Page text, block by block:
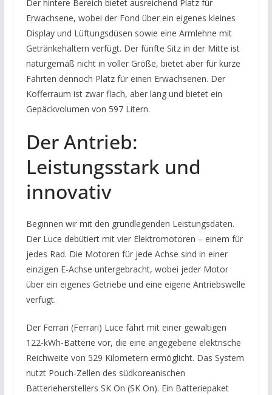
Der hintere Bereich bietet ausreichend Platz für
Erwachsene, wobei der Fond über ein eigenes kleines
Display und Lüftungsdüsen sowie eine Armlehne mit
Getränkehaltern verfügt. Der fünfte Sitz in der Mitte ist
naturgemäß nicht in voller Größe, bietet aber für kurze
Fahrten dennoch Platz für einen Erwachsenen. Der
Kofferraum ist zwar flach, aber lang und bietet ein
Gepäckvolumen von 597 Litern.
Der Antrieb:
Leistungsstark und
innovativ
Beginnen wir mit den grundlegenden Leistungsdaten.
Der Luce debütiert mit vier Elektromotoren – einem für
jedes Rad. Die Motoren für jede Achse sind in einer
einzigen E-Achse untergebracht, wobei jeder Motor
über ein eigenes Getriebe und eine eigene Antriebswelle
verfügt.
Der Ferrari (Ferrari) Luce fährt mit einer gewaltigen
122-kWh-Batterie vor, die eine angegebene elektrische
Reichweite von 529 Kilometern ermöglicht. Das System
nutzt Pouch-Zellen des südkoreanischen
Batterieherstellers SK On (SK On). Ein Batteriepaket